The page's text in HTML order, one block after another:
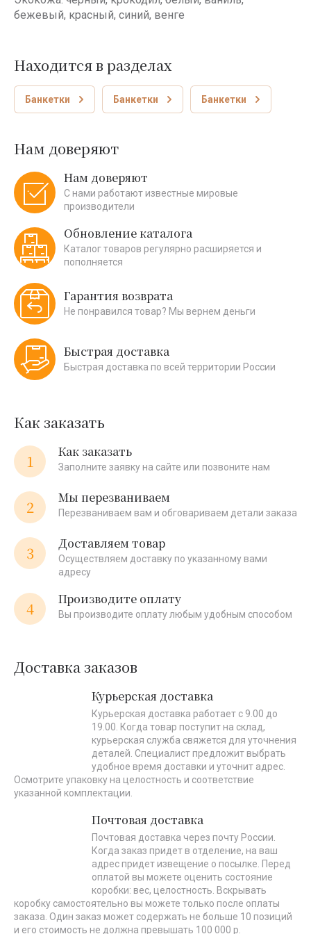
бежевый, красный, синий, венге
Находится в разделах
Банкетки Банкетки Банкетки
Нам доверяют
Нам доверяют
С нами работают известные мировые
производители
Обновление каталога
Каталог товаров регулярно расширяется и
пополняется
Гарантия возврата
Не понравился товар? Мы вернем деньги
Быстрая доставка
Быстрая доставка по всей территории России
Как заказать
1
Как заказать
Заполните заявку на сайте или позвоните нам
2 Мы перезваниваем
Перезваниваем вам и обговариваем детали заказа
3 Доставляем товар
Осуществляем доставку по указанному вами
адресу
4 Производите оплату
Вы производите оплату любым удобным способом
Доставка заказов
Курьерская доставка
Курьерская доставка работает с 9.00 до
19.00. Когда товар поступит на склад,
курьерская служба свяжется для уточнения
деталей. Специалист предложит выбрать
удобное время доставки и уточнит адрес.
Осмотрите упаковку на целостность и соответствие
указанной комплектации.
Почтовая доставка
Почтовая доставка через почту России.
Когда заказ придет в отделение, на ваш
адрес придет извещение о посылке. Перед
оплатой вы можете оценить состояние
коробки: вес, целостность. Вскрывать
коробку самостоятельно вы можете только после оплаты
заказа. Один заказ может содержать не больше 10 позиций
и его стоимость не должна превышать 100 000 р.